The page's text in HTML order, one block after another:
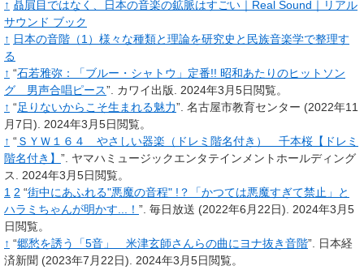
↑ 贔屓目ではなく、日本の音楽の鉱脈はすごい｜Real Sound｜リアル
サウンド ブック
↑ 日本の音階（1）様々な種類と理論を研究史と民族音楽学で整理す
る
↑ “石若雅弥：「ブルー・シャトウ」定番!! 昭和あたりのヒットソン
グ 男声合唱ピース”. カワイ出版.
2024年3月5日閲覧。
↑ “足りないからこそ生まれる魅力”. 名古屋市教育センター (2022年11
月7日).
2024年3月5日閲覧。
↑ “ ＳＹＷ１６４ やさしい器楽（ドレミ階名付き） 千本桜【ドレミ
階名付き】 ”. ヤマハミュージックエンタテインメントホールディング
ス.
2024年3月5日閲覧。
1 2 “街中にあふれる"悪魔の音程" !？「かつては悪魔すぎて禁止」と
ハラミちゃんが明かす...！ ”. 毎日放送 (2022年6月22日).
2024年3月5
日閲覧。
↑ “郷愁を誘う「5音」 米津玄師さんらの曲にヨナ抜き音階”.
日本経
済新聞 (2023年7月22日).
2024年3月5日閲覧。